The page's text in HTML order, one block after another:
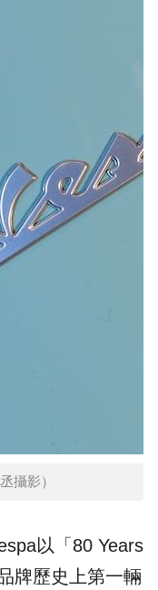
攝影）
以「80 Years
牌歷史上第一輛